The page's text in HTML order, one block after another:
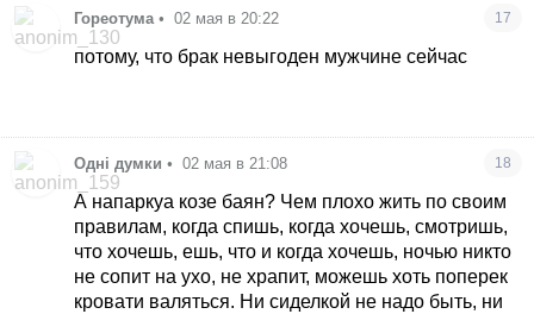
Гореотума • 02 мая в 20:22 17
потому, что брак невыгоден мужчине сейчас
Одні думки • 02 мая в 21:08 18
А напаркуа козе баян? Чем плохо жить по своим
правилам, когда спишь, когда хочешь, смотришь,
что хочешь, ешь, что и когда хочешь, ночью никто
не сопит на ухо, не храпит, можешь хоть поперек
кровати валяться. Ни сиделкой не надо быть, ни